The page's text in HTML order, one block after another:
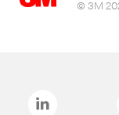
© 3M